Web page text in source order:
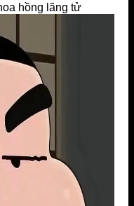
hồng lãng tử